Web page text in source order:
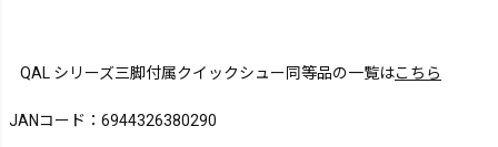
QAL シリーズ三脚付属クイックシュー同等品の一覧はこちら
JANコード：6944326380290